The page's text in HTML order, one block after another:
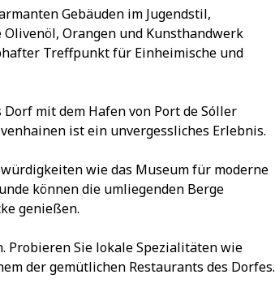
Gebäuden im Jugendstil,
Orangen und Kunsthandwerk
Treffpunkt für Einheimische und
mit dem Hafen von Port de Sóller
ist ein unvergessliches Erlebnis.
wie das Museum für moderne
können die umliegenden Berge
genießen.
Probieren Sie lokale Spezialitäten wie
der gemütlichen Restaurants des Dorfes.